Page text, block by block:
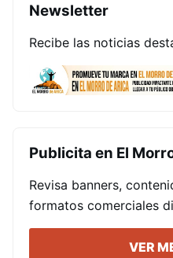
Newsletter
Recibe las noticias
Publicita en El
Revisa banners,
formatos comerciales
VER